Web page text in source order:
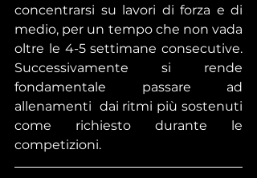
concentrarsi su lavori di forza e di
medio, per un tempo che non vada
oltre le 4-5 settimane consecutive.
Successivamente si rende
fondamentale passare ad
allenamenti  dai ritmi più sostenuti
come richiesto durante le
competizioni.